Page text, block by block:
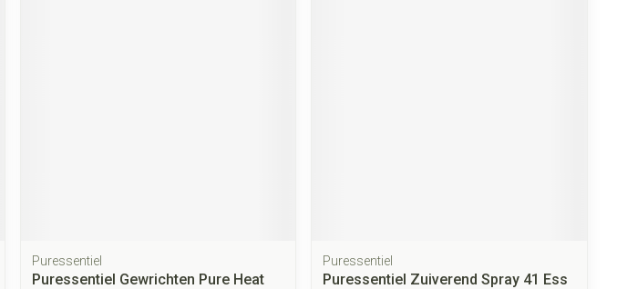
Puressentiel
Puressentiel Gewrichten Pure Heat
Puressentiel
Puressentiel Zuiverend Spray 41 Ess